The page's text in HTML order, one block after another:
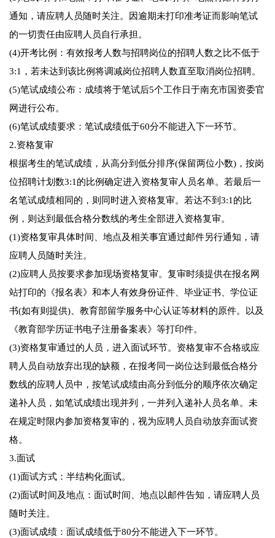
通知，请应聘人员随时关注。因逾期未打印准考证而影响笔试
的一切责任由应聘人员自行承担。
(4)开考比例：有效报考人数与招聘岗位的招聘人数之比不低于
3:1，若未达到该比例将调减岗位招聘人数直至取消岗位招聘。
(5)笔试成绩公布：成绩将于笔试后5个工作日于南充市国资委官
网进行公布。
(6)笔试成绩要求：笔试成绩低于60分不能进入下一环节。
2.资格复审
根据考生的笔试成绩，从高分到低分排序(保留两位小数)，按岗
位招聘计划数3:1的比例确定进入资格复审人员名单。若最后一
名笔试成绩相同的，则同时进入资格复审。若达不到3:1的比
例，则达到最低合格分数线的考生全部进入资格复审。
(1)资格复审具体时间、地点及相关事宜通过邮件另行通知，请
应聘人员随时关注。
(2)应聘人员按要求参加现场资格复审。复审时须提供在报名网
站打印的《报名表》和本人有效身份证件、毕业证书、学位证
书(如有则提供)、教育部留学服务中心认证等材料的原件。以及
《教育部学历证书电子注册备案表》等打印件。
(3)资格复审通过的人员，进入面试环节。资格复审不合格或应
聘人员自动放弃出现的缺额，在报考同一岗位达到最低合格分
数线的应聘人员中，按笔试成绩由高分到低分的顺序依次确定
递补人员，如笔试成绩出现并列，一并列入递补人员名单。未
在规定时限内参加资格复审的，视为应聘人员自动放弃面试资
格。
3.面试
(1)面试方式：半结构化面试。
(2)面试时间及地点：面试时间、地点以邮件告知，请应聘人员
随时关注。
(3)面试成绩：面试成绩低于80分不能进入下一环节。